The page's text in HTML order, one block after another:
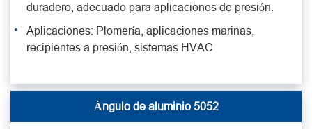
duradero, adecuado para aplicaciones de presión.
Aplicaciones: Plomería, aplicaciones marinas,
recipientes a presión, sistemas HVAC
Ángulo de aluminio 5052